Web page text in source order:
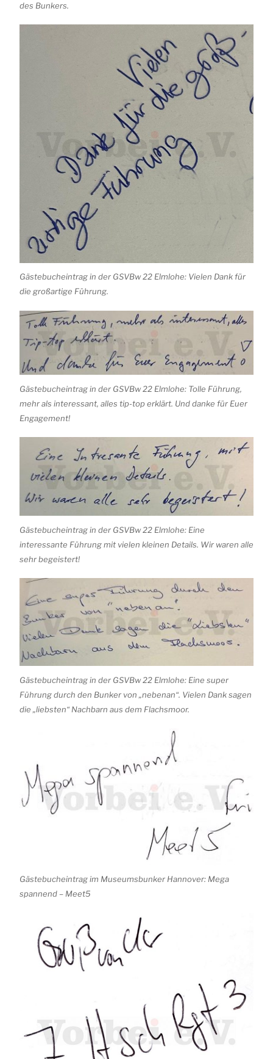
des Bunkers.
Gästebucheintrag in der GSVBw 22 Elmlohe: Vielen Dank für
die großartige Führung.
Gästebucheintrag in der GSVBw 22 Elmlohe: Tolle Führung,
mehr als interessant, alles tip-top erklärt. Und danke für Euer
Engagement!
Gästebucheintrag in der GSVBw 22 Elmlohe: Eine
interessante Führung mit vielen kleinen Details. Wir waren alle
sehr begeistert!
Gästebucheintrag in der GSVBw 22 Elmlohe: Eine super
Führung durch den Bunker von „nebenan“. Vielen Dank sagen
die „liebsten“ Nachbarn aus dem Flachsmoor.
Gästebucheintrag im Museumsbunker Hannover: Mega
spannend – Meet5